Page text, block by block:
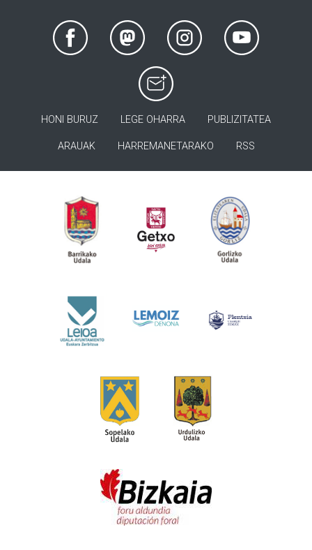
HONI BURUZ LEGE OHARRA PUBLIZITATEA
ARAUAK HARREMANETARAKO RSS